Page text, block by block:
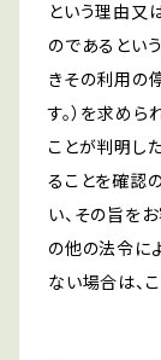
という理由又
のであるとい
きその利用の
す。）を求め
ことが判明し
ることを確認
い、その旨を
の他の法令に
ない場合は、